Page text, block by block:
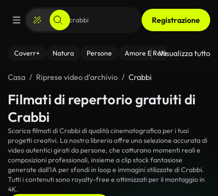
Registrazione
Coverr+ Natura Persone Amore E Relazioni Il
Visualizza tutto
Casa Riprese video d’archivio Crabbi
Filmati di repertorio gratuiti di
Crabbi
Scarica filmati di Crabbi di qualità cinematografica per i tuoi
progetti creativi. La nostra libreria offre una selezione accurata di
video autentici girati da persone, che catturano momenti reali e
composizioni professionali, insieme a clip stock fantasiose
generate dall'IA per sfondi in loop e immagini stilizzate di Crabbi.
Tutti i contenuti sono royalty-free e ottimizzati per il montaggio in
4K.